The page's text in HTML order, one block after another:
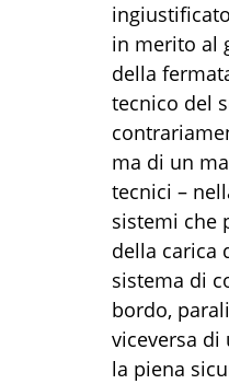
in merito al
della
tecnico del
ma di un
tecnici –
sistemi che
della carica
sistema di
bordo,
viceversa
la piena